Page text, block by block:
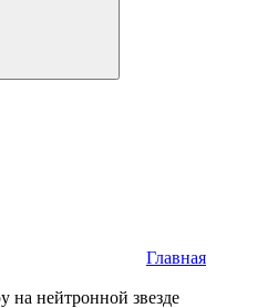
Главная
на нейтронной звезде